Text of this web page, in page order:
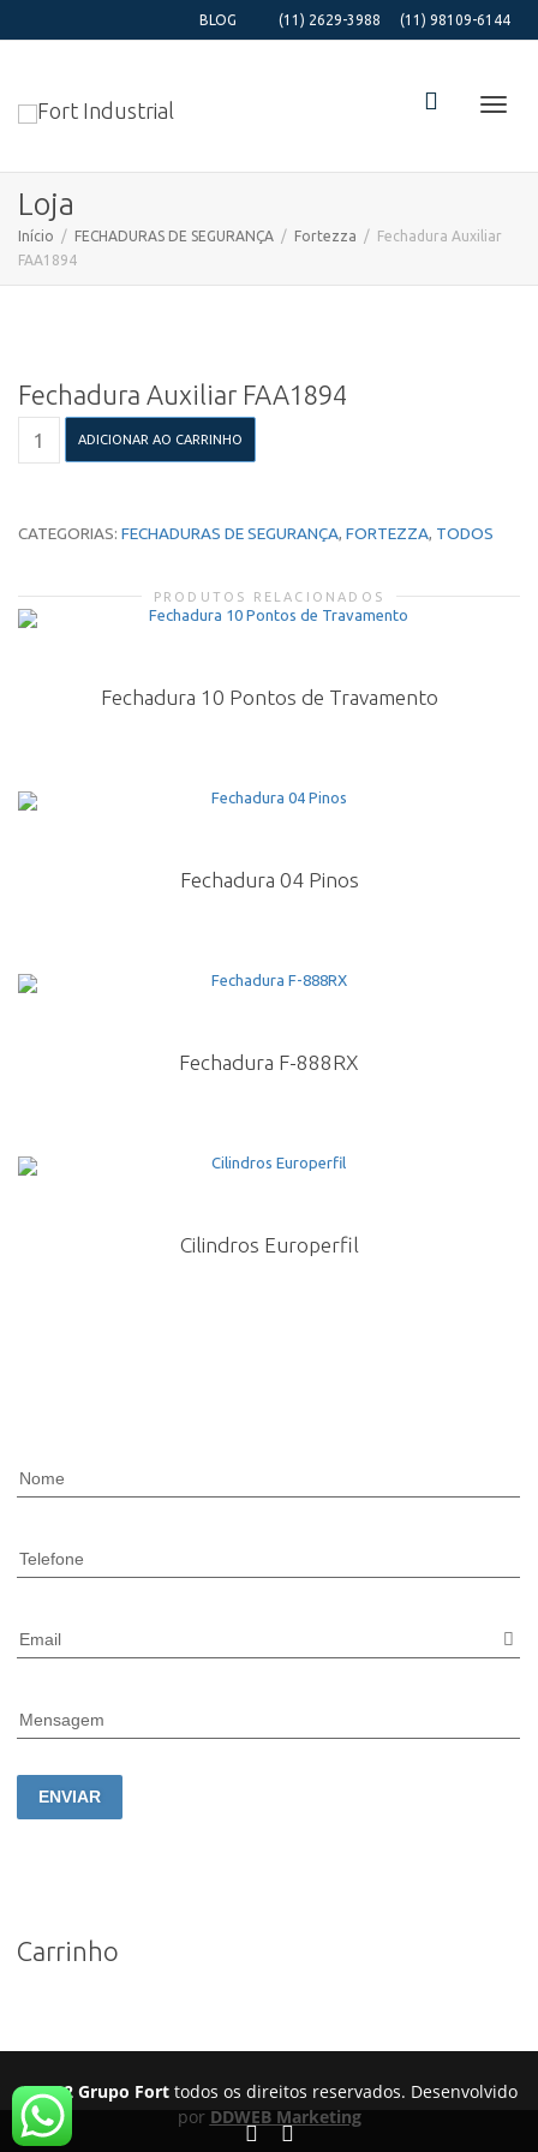
BLOG (11) 2629-3988 (11) 98109-6144
Loja
Início FECHADURAS DE SEGURANÇA Fortezza
Fechadura Auxiliar
FAA1894
Fechadura Auxiliar FAA1894
Auxiliar
ADICIONAR AO CARRINHO
CATEGORIAS: FECHADURAS DE SEGURANÇA, FORTEZZA, TODOS
PRODUTOS RELACIONADOS
Fechadura 10 Pontos de Travamento
Fechadura 04 Pinos
Fechadura F-888RX
Cilindros Europerfil
Nome
Telefone
Email
Mensagem
ENVIAR
Carrinho
©2022 Grupo Fort todos os direitos reservados. Desenvolvido
por DDWEB Marketing